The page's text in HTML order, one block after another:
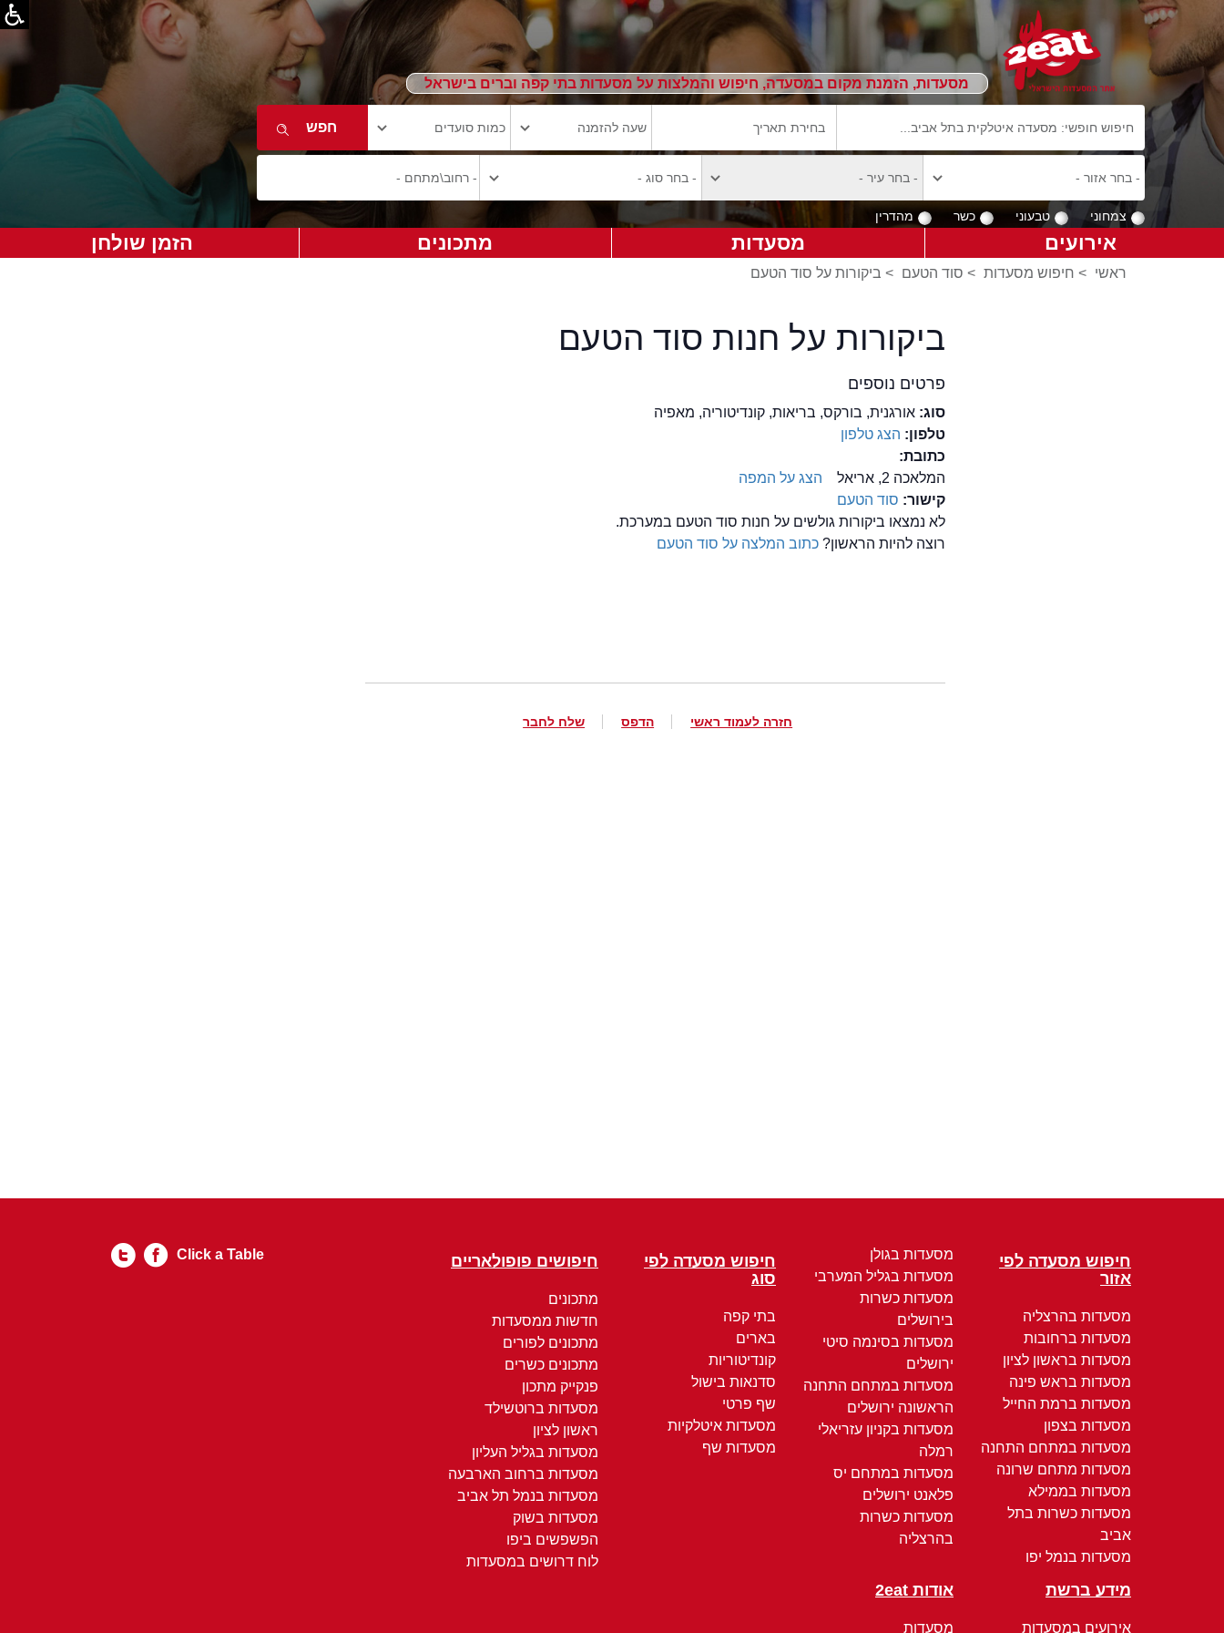
מסעדות, הזמנת מקום במסעדה, חיפוש והמלצות על מסעדות בתי קפה וברים בישראל
צמחוני טבעוני כשר מהדרין
אירועים מסעדות מתכונים הזמן שולחן
ראשי > חיפוש מסעדות > סוד הטעם > ביקורות על סוד הטעם
ביקורות על חנות סוד הטעם
פרטים נוספים
סוג:אורגנית, בורקס, בריאות, קונדיטוריה, מאפיה
טלפון: הצג טלפון
כתובת:
המלאכה 2, אריאל
הצג על המפה
קישור: סוד הטעם
לא נמצאו ביקורות גולשים על חנות סוד הטעם במערכת.
רוצה להיות הראשון?כתוב המלצה על סוד הטעם
חזרה לעמוד ראשי הדפס שלח לחבר
חיפוש מסעדה לפי
אזור
מסעדות בהרצליה
מסעדות ברחובות
מסעדות בראשון לציון
מסעדות בראש פינה
מסעדות ברמת החייל
מסעדות בצפון
מסעדות במתחם התחנה
מסעדות מתחם שרונה
מסעדות בממילא
מסעדות כשרות בתל
אביב
מסעדות בנמל יפו
מסעדות בגולן
מסעדות בגליל המערבי
מסעדות כשרות
בירושלים
מסעדות בסינמה סיטי
ירושלים
מסעדות במתחם התחנה
הראשונה ירושלים
מסעדות בקניון עזריאלי
רמלה
מסעדות במתחם יס
פלאנט ירושלים
מסעדות כשרות
בהרצליה
חיפוש מסעדה לפי
סוג
בתי קפה
בארים
קונדיטוריות
סדנאות בישול
שף פרטי
מסעדות איטלקיות
מסעדות שף
חיפושים פופולאריים
מתכונים
חדשות ממסעדות
מתכונים לפורים
מתכונים כשרים
פנקייק מתכון
מסעדות ברוטשילד
ראשון לציון
מסעדות בגליל העליון
מסעדות ברחוב הארבעה
מסעדות בנמל תל אביב
מסעדות בשוק
הפשפשים ביפו
לוח דרושים במסעדות
מידע ברשת
אירועים במסעדות
אודות 2eat
מסעדות
Click a Table